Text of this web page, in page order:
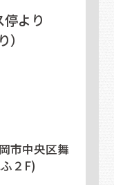
より
市中央区舞
２F)